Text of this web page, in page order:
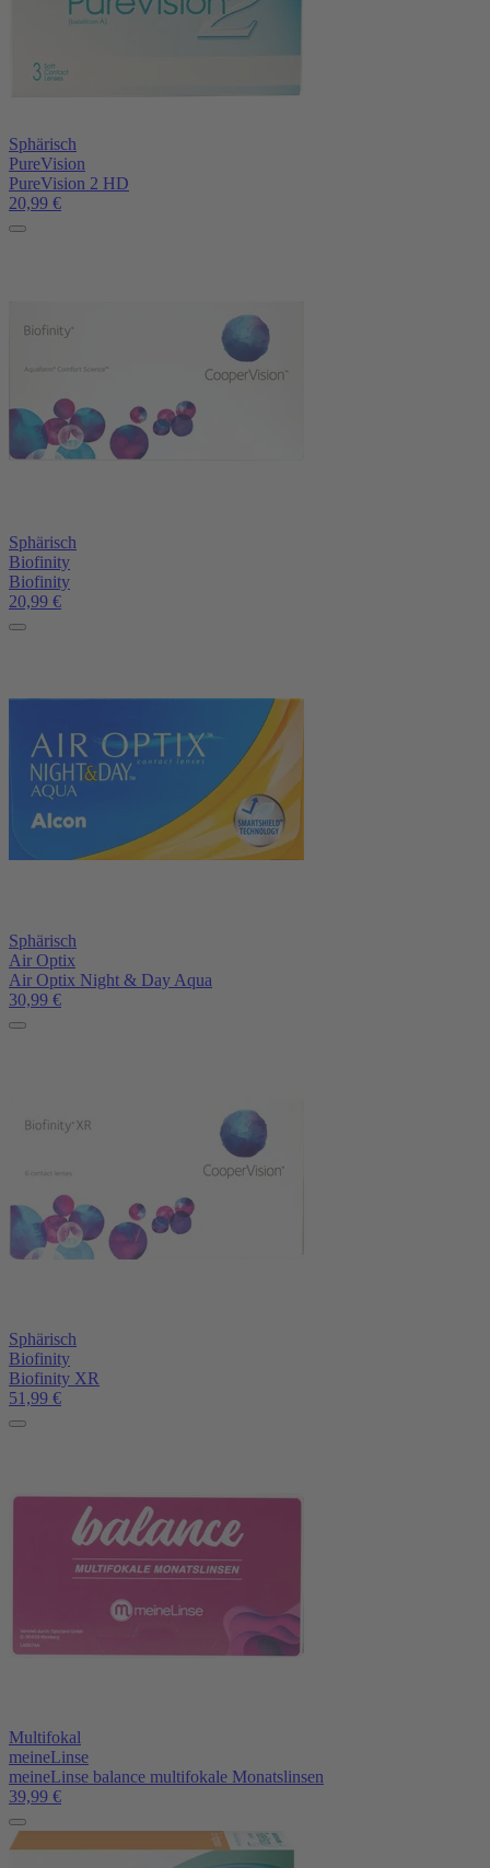
Sphärisch
PureVision
PureVision 2 HD
20,99 €
Sphärisch
Biofinity
Biofinity
20,99 €
Sphärisch
Air Optix
Air Optix Night & Day Aqua
30,99 €
Sphärisch
Biofinity
Biofinity XR
51,99 €
Multifokal
meineLinse
meineLinse balance multifokale Monatslinsen
39,99 €